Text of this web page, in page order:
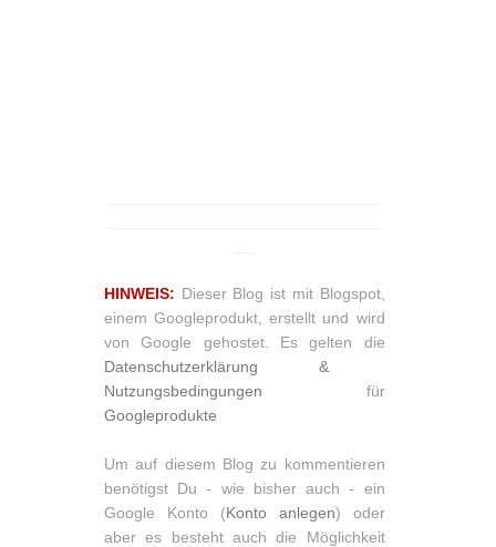
HINWEIS: Dieser Blog ist mit Blogspot,
einem Googleprodukt, erstellt und wird
von Google gehostet. Es gelten die
Datenschutzerklärung &
Nutzungsbedingungen
für
Googleprodukte
Um auf diesem Blog zu kommentieren
benötigst Du - wie bisher auch - ein
Google Konto (Konto anlegen) oder
aber es besteht auch die Möglichkeit